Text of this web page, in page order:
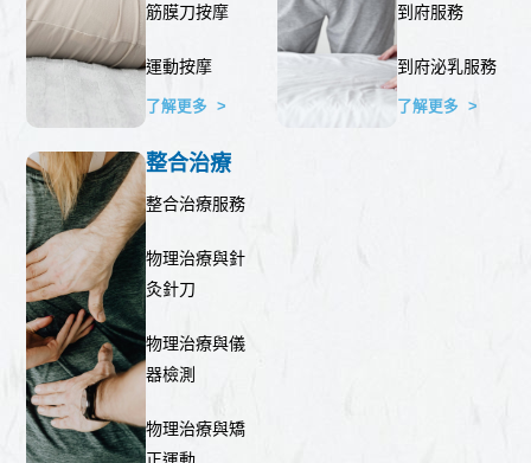
筋膜刀按摩
運動按摩
了解更多 >
到府服務
到府泌乳服務
了解更多 >
整合治療
整合治療服務
物理治療與針
灸針刀
物理治療與儀
器檢測
物理治療與矯